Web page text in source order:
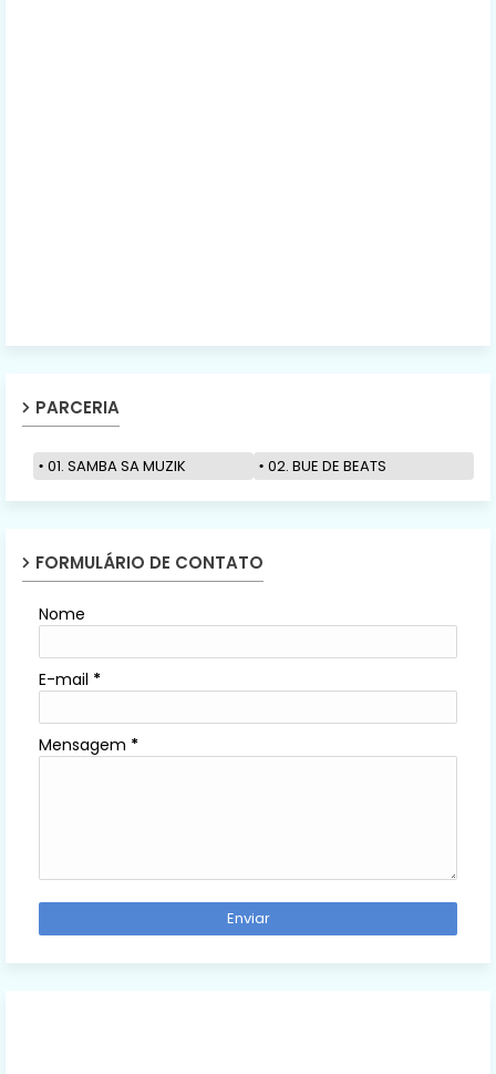
PARCERIA
01. SAMBA SA MUZIK 02. BUE DE BEATS
FORMULÁRIO DE CONTATO
Nome
E-mail *
Mensagem *